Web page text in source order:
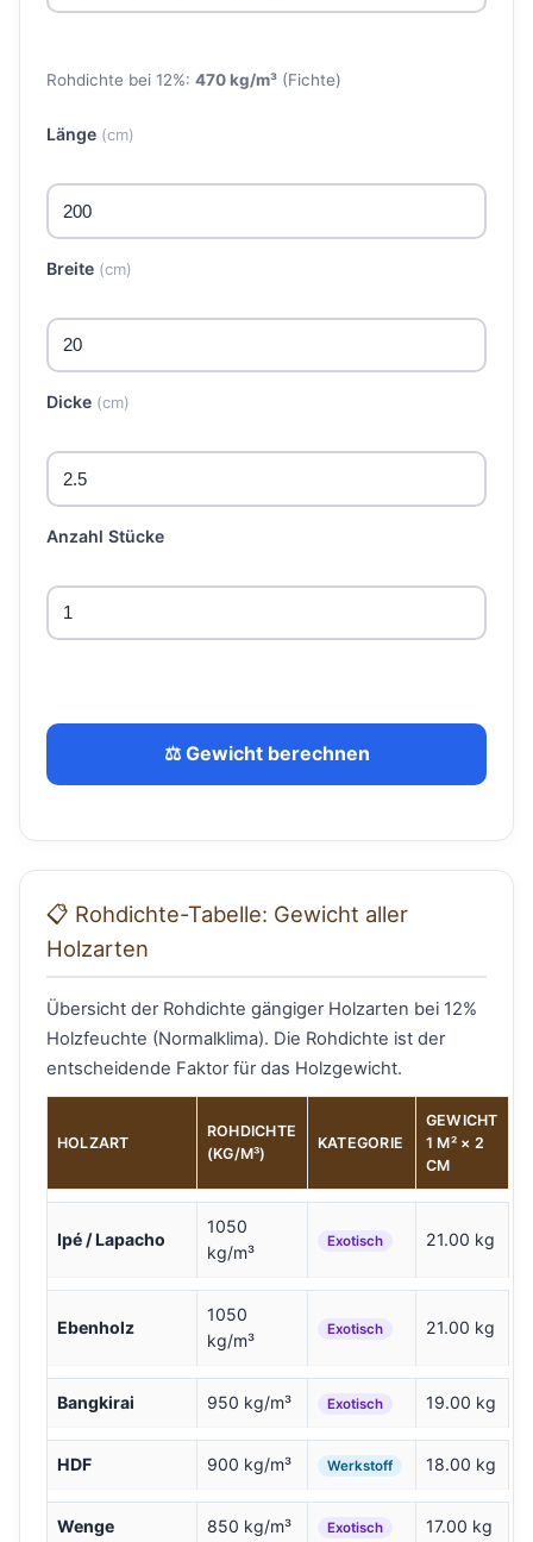
Rohdichte bei 12%: 470 kg/m³ (Fichte)
Länge (cm)
Breite (cm)
Dicke (cm)
Anzahl Stücke
⚖️ Gewicht berechnen
📋 Rohdichte-Tabelle: Gewicht aller
Holzarten
Übersicht der Rohdichte gängiger Holzarten bei 12%
Holzfeuchte (Normalklima). Die Rohdichte ist der
entscheidende Faktor für das Holzgewicht.
HOLZART
ROHDICHTE
(KG/M³)
KATEGORIE
GEWICHT
1 M² × 2
CM
Ipé / Lapacho
1050
kg/m³
Exotisch 21.00 kg
Ebenholz
1050
kg/m³
Exotisch 21.00 kg
Bangkirai 950 kg/m³ Exotisch 19.00 kg
HDF 900 kg/m³ Werkstoff 18.00 kg
Wenge 850 kg/m³ Exotisch 17.00 kg